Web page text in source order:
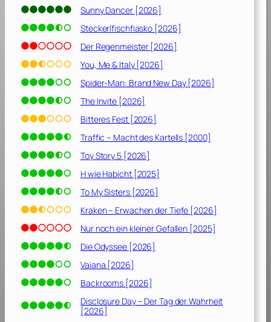
Sunny Dancer [2026]
Steckerlfischfiasko [2026]
Der Regenmeister [2026]
You, Me & Italy [2026]
Spider-Man: Brand New Day [2026]
The Invite [2026]
Bitteres Fest [2026]
Traffic – Macht des Kartells [2000]
Toy Story 5 [2026]
H wie Habicht [2025]
To My Sisters [2026]
Kraken – Erwachen der Tiefe [2026]
Nur noch ein kleiner Gefallen [2025]
Die Odyssee [2026]
Vaiana [2026]
Backrooms [2026]
Disclosure Day – Der Tag der Wahrheit
[2026]